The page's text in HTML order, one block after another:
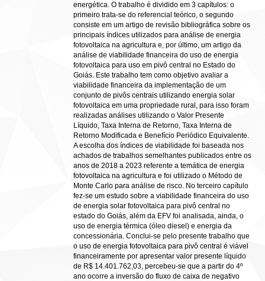
energética. O trabalho é dividido em 3 capítulos: o
primeiro trata-se do referencial teórico, o segundo
consiste em um artigo de revisão bibliográfica sobre os
principais índices utilizados para análise de energia
fotovoltaica na agricultura e, por último, um artigo da
análise de viabilidade financeira do uso de energia
fotovoltaica para uso em pivô central no Estado do
Goiás. Este trabalho tem como objetivo avaliar a
viabilidade financeira da implementação de um
conjunto de pivôs centrais utilizando energia solar
fotovoltaica em uma propriedade rural, para isso foram
realizadas análises utilizando o Valor Presente
Líquido, Taxa Interna de Retorno, Taxa Interna de
Retorno Modificada e Benefício Periódico Equivalente.
A escolha dos índices de viabilidade foi baseada nos
achados de trabalhos semelhantes publicados entre os
anos de 2018 a 2023 referente a temática de energia
fotovoltaica na agricultura e foi utilizado o Método de
Monte Carlo para análise de risco. No terceiro capítulo
fez-se um estudo sobre a viabilidade financeira do uso
de energia solar fotovoltaica para pivô central no
estado do Goiás, além da EFV foi analisada, ainda, o
uso de energia térmica (óleo diesel) e energia da
concessionária. Conclui-se pelo presente trabalho que
o uso de energia fotovoltaica para pivô central é viável
financeiramente por apresentar valor presente líquido
de R$ 14.401.762,03, percebeu-se que a partir do 4º
ano ocorre a inversão do fluxo de caixa de negativo